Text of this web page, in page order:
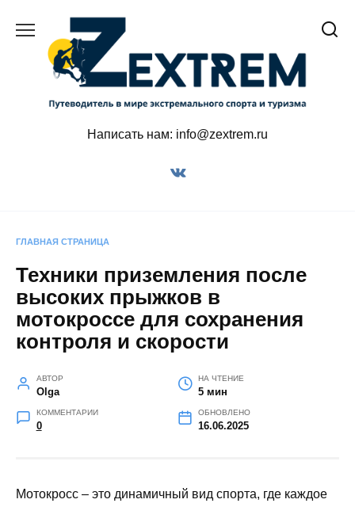
содержанию
Написать нам: info@zextrem.ru
ГЛАВНАЯ СТРАНИЦА
Техники приземления после
высоких прыжков в
мотокроссе для сохранения
контроля и скорости
АВТОР
Olga
НА ЧТЕНИЕ
5 мин
КОММЕНТАРИИ
0
ОБНОВЛЕНО
16.06.2025
Мотокросс – это динамичный вид спорта, где каждое